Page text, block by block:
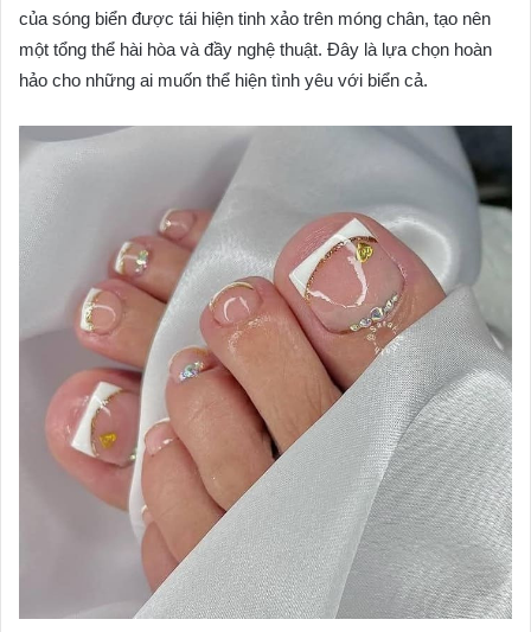
của sóng biển được tái hiện tinh xảo trên móng chân, tạo nên
một tổng thể hài hòa và đầy nghệ thuật. Đây là lựa chọn hoàn
hảo cho những ai muốn thể hiện tình yêu với biển cả.